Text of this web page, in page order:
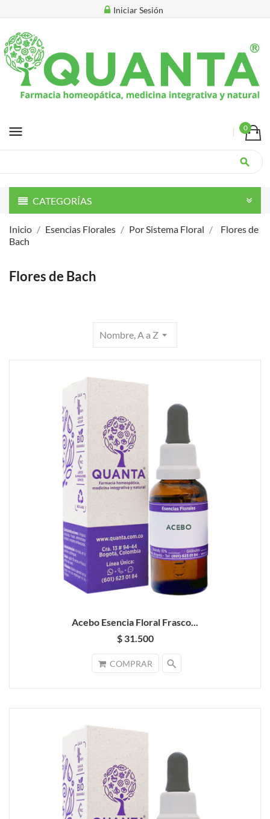
Iniciar Sesión
menu 0
search
CATEGORÍAS
Inicio Esencias Florales Por Sistema Floral
Flores de
Bach
Flores de Bach
Nombre, A a Z arrow_drop_down
Acebo Esencia Floral Frasco...
$ 31.500
COMPRAR search